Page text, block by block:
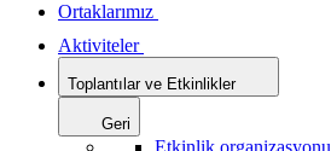
Ortaklarımız
Aktiviteler
Toplantılar ve Etkinlikler
Geri
Etkinlik organizasyonu